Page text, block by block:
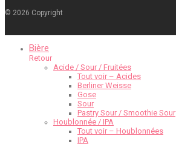
© 2026 Copyright
Bière
Retour
Acide / Sour / Fruitées
Tout voir – Acides
Berliner Weisse
Gose
Sour
Pastry Sour / Smoothie Sour
Houblonnée / IPA
Tout voir – Houblonnées
IPA